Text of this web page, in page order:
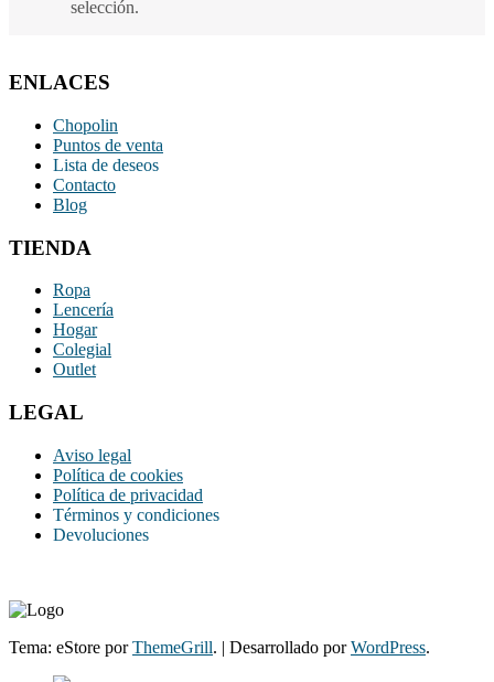
selección.
ENLACES
Chopolin
Puntos de venta
Lista de deseos
Contacto
Blog
TIENDA
Ropa
Lencería
Hogar
Colegial
Outlet
LEGAL
Aviso legal
Política de cookies
Política de privacidad
Términos y condiciones
Devoluciones
Tema: eStore porThemeGrill. | Desarrollado porWordPress.